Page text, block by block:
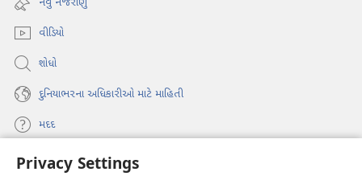
Privacy Settings
window)
વીડિયો
શોધો
દુનિયાભરના અધિકારીઓ માટે માહિતી
મદદ
દાન